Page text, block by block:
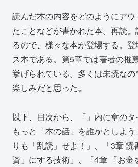
読んだ本の内容をどのようにア
たことなどが書かれた本。再読
るので、様々な本が登場する。
ス本である。第5章では著者の推
挙げられている。多くは未読な
楽しみだと思った。
以下、目次から、「」内に章の
もっと「本の話」を誰かとしよ
りも「乱読」せよ！」、「3章 読
資」にする技術」、「4章 「お金